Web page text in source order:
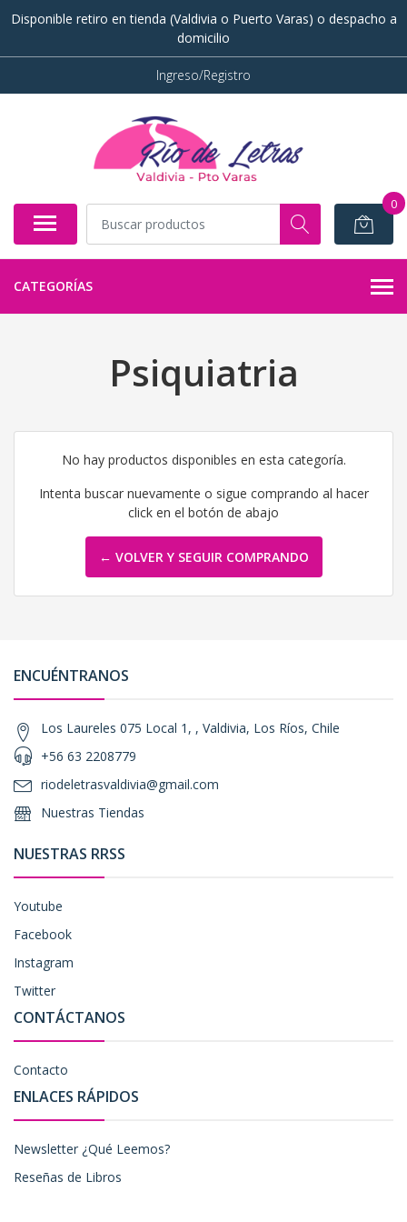
Disponible retiro en tienda (Valdivia o Puerto Varas) o despacho a
domicilio
Ingreso/Registro
0
CATEGORÍAS
Psiquiatria
No hay productos disponibles en esta categoría.
Intenta buscar nuevamente o sigue comprando al hacer
click en el botón de abajo
← VOLVER Y SEGUIR COMPRANDO
ENCUÉNTRANOS
Los Laureles 075 Local 1, , Valdivia, Los Ríos, Chile
+56 63 2208779
riodeletrasvaldivia@gmail.com
Nuestras Tiendas
NUESTRAS RRSS
Youtube
Facebook
Instagram
Twitter
CONTÁCTANOS
Contacto
ENLACES RÁPIDOS
Newsletter ¿Qué Leemos?
Reseñas de Libros